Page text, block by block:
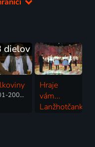
dielov
2001-2007 | Komédia, Talk Show
Hraje
vám...
Lanžhotčanka